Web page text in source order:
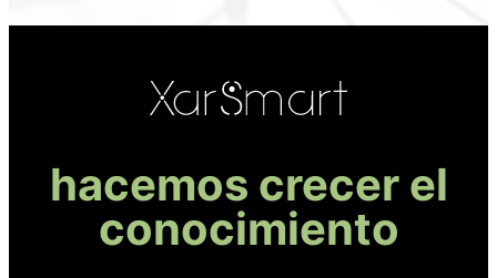
hacemos crecer el
conocimiento